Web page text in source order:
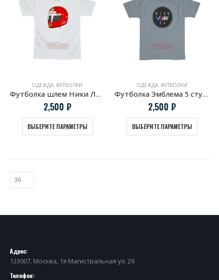
ОДЕЖДА, ФУТБОЛКИ
Футболка шлем Ники Лауды
2,500 ₽
ВЫБЕРИТЕ ПАРАМЕТРЫ
ОДЕЖДА, ФУТБОЛКИ
Футболка Эмблема 5 ступ. МКПП “M Technic”
2,500 ₽
ВЫБЕРИТЕ ПАРАМЕТРЫ
Адрес:
123007, Москва, 1я Магистральная ул. 29
Телефон: